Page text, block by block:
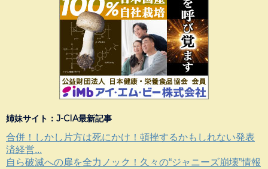
姉妹サイト：J-CIA最新記事
合併！しかし片方は死にかけ！頓挫するかもしれない発表
済経営...
自ら破滅への扉を全力ノック！久々の“ジャニーズ崩壊”情報